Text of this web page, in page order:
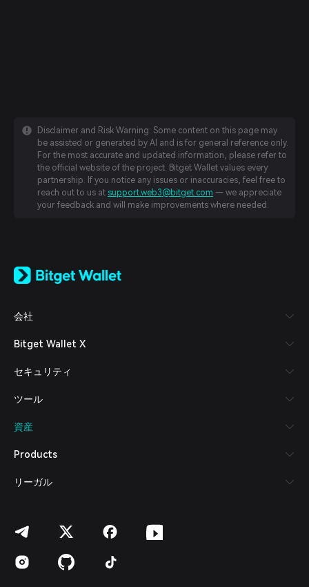
Disclaimer and Risk Warning: Some content on this page may
be assisted or generated by AI and is for general reference only.
For the most accurate and updated information, please refer to
the official website of the project. Bitget Wallet values every
partnership. If you notice any issues or inaccuracies, feel free to
reach out to us at support.web3@bitget.com — we appreciate
your feedback and will make improvements where needed.
日本語
Español (Latinoamérica)
Italiano
Deutsch
繁體中文
Bahasa Indonesia
Español (Argentina)
会社
Bitget Wallet X
セキュリティ
ツール
資産
Products
リーガル